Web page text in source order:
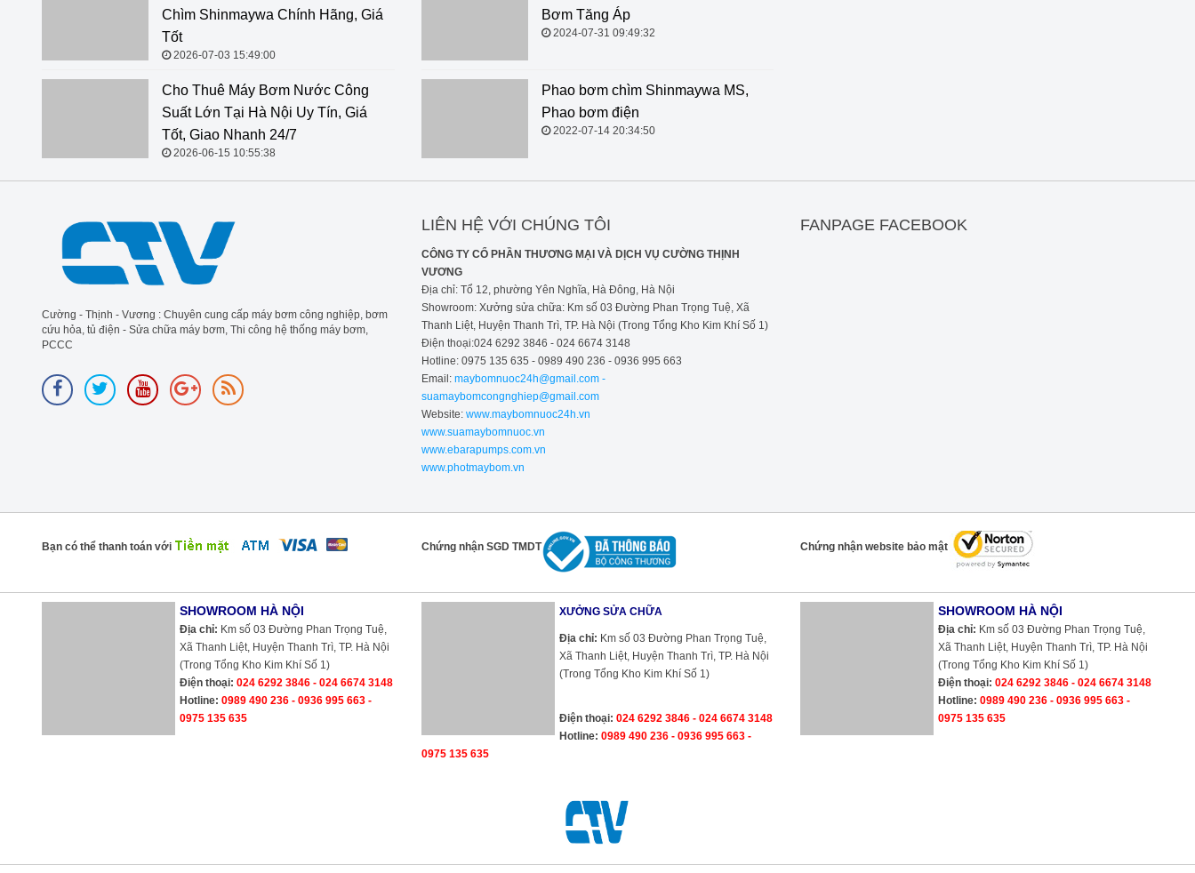
Chính Hãng, Giá Tốt
Cho Thuê Máy Bơm Nước Công Suất Lớn Tại Hà Nội
Uy Tín, Giá Tốt, Giao Nhanh 24/7
Phao bơm chìm Shinmaywa MS, Phao bơm điện
Cường - Thịnh - Vương : Chuyên cung cấp máy bơm công nghiệp, bơm
cứu hỏa, tủ điện - Sửa chữa máy bơm, Thi công hệ thống máy bơm,
PCCC
LIÊN HỆ VỚI CHÚNG TÔI
CÔNG TY CỔ PHẦN THƯƠNG MẠI VÀ DỊCH VỤ CƯỜNG THỊNH
VƯƠNG
Địa chỉ: Tổ 12, phường Yên Nghĩa, Hà Đông, Hà Nội
Showroom: Xưởng sửa chữa: Km số 03 Đường Phan Trọng Tuệ, Xã
Thanh Liệt, Huyện Thanh Trì, TP. Hà Nội (Trong Tổng Kho Kim Khí Số 1)
Điện thoại:024 6292 3846 - 024 6674 3148
Hotline: 0975 135 635 - 0989 490 236 - 0936 995 663
Email: maybomnuoc24h@gmail.com -
suamaybomcongnghiep@gmail.com
Website:www.maybomnuoc24h.vn
www.suamaybomnuoc.vn
www.ebarapumps.com.vn
www.photmaybom.vn
FANPAGE FACEBOOK
Bạn có thể thanh toán với Chứng nhận SGD TMDT Chứng nhận website bảo mật
Km số 03 Đường Phan Trọng Tuệ, Xã Thanh Liệt, Huyện Thanh
Trì, TP. Hà Nội (Trong Tổng Kho Kim Khí Số 1)
024 6292 3846 - 024 6674 3148
0989 490 236 - 0936 995 663 - 0975 135 635
XƯỞNG SỬA CHỮA
Địa chỉ: Km số 03 Đường Phan Trọng Tuệ,
Xã Thanh Liệt, Huyện Thanh Trì, TP. Hà Nội
(Trong Tổng Kho Kim Khí Số 1)
Điện thoại: 024 6292 3846 - 024 6674 3148
Hotline: 0989 490 236 - 0936 995 663 -
0975 135 635
SHOWROOM HÀ NỘI
Địa chỉ: Km số 03 Đường Phan Trọng Tuệ,
Xã Thanh Liệt, Huyện Thanh Trì, TP. Hà Nội
(Trong Tổng Kho Kim Khí Số 1)
Điện thoại: 024 6292 3846 - 024 6674 3148
Hotline: 0989 490 236 - 0936 995 663 -
0975 135 635